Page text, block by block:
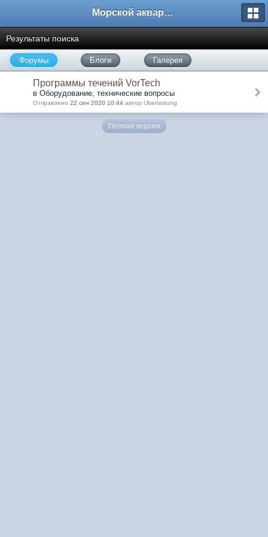
Морской аквариум. Форумы ReefCentral.ru
Результаты поиска
Форумы Блоги Галерея
Программы течений VorTech
в Оборудование, технические вопросы
Отправлено 22 сен 2020 10:44 автор Uberlastung
Полная версия